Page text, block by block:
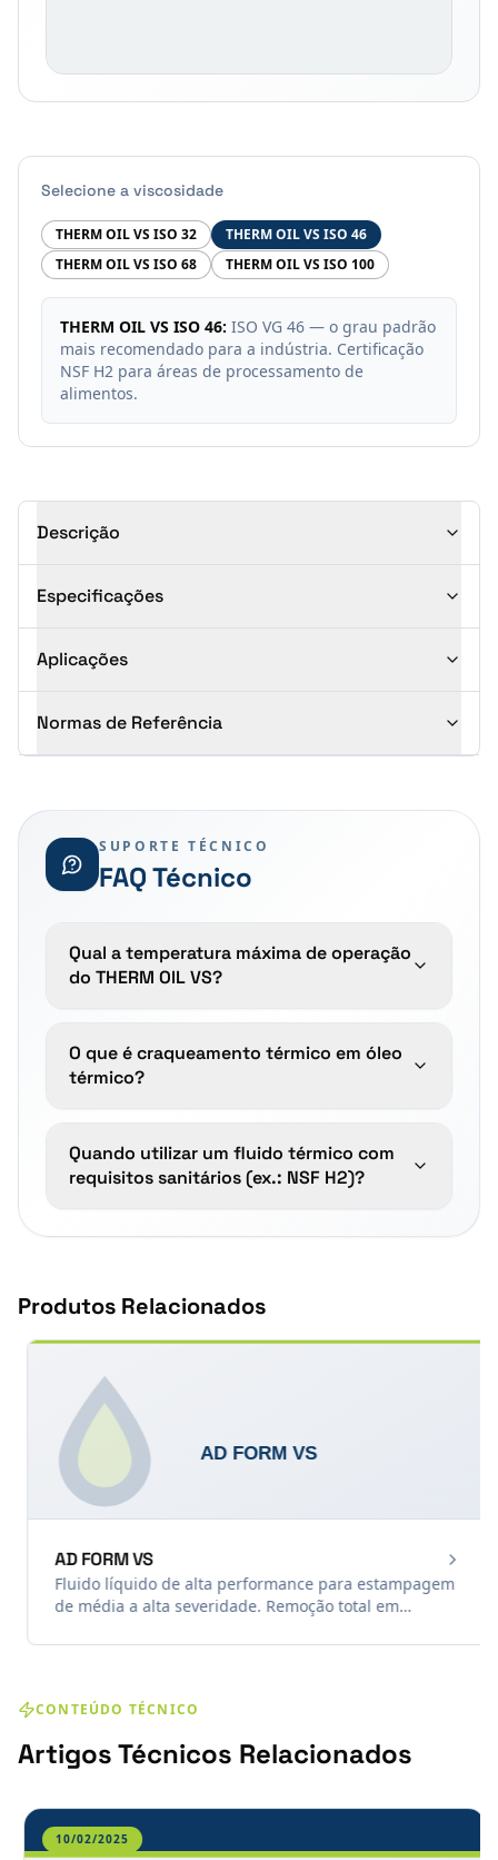
Selecione a viscosidade
THERM OIL VS ISO 32
THERM OIL VS ISO 46
THERM OIL VS ISO 68
THERM OIL VS ISO 100
THERM OIL VS ISO 46: ISO VG 46 — o grau padrão
mais recomendado para a indústria. Certificação
NSF H2 para áreas de processamento de
alimentos.
Descrição
Especificações
Aplicações
Normas de Referência
SUPORTE TÉCNICO
FAQ Técnico
Qual a temperatura máxima de operação
do THERM OIL VS?
O que é craqueamento térmico em óleo
térmico?
Quando utilizar um fluido térmico com
requisitos sanitários (ex.: NSF H2)?
Produtos Relacionados
AD FORM VS
Fluido líquido de alta performance para estampagem
de média a alta severidade. Remoção total em
CONTEÚDO TÉCNICO
Artigos Técnicos Relacionados
10/02/2025